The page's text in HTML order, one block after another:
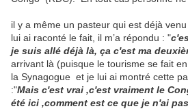
il y a même un pasteur qui est déjà
lui ai raconté le fait, il m’a répondu : "
je suis allé déjà là, ça c'est ma
arrivant là (puisque le tourisme se fait
la Synagogue et je lui ai montré cette
:"Mais c'est vrai ,c'est vraiment le
été ici ,comment est ce que je n'ai